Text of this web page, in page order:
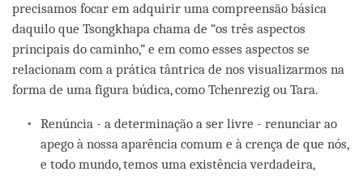
precisamos focar em adquirir uma compreensão básica
daquilo que Tsongkhapa chama de “os três aspectos
principais do caminho,” e em como esses aspectos se
relacionam com a prática tântrica de nos visualizarmos na
forma de uma figura búdica, como Tchenrezig ou Tara.
Renúncia - a determinação a ser livre - renunciar ao
apego à nossa aparência comum e à crença de que nós,
e todo mundo, temos uma existência verdadeira,